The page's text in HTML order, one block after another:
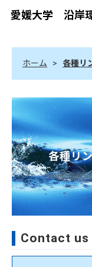
愛媛大学 沿岸
ホーム > 各種リ
各種リ
Contact us